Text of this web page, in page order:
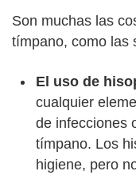
Son muchas las
tímpano, como las
El uso de
cualquier
de infecciones
tímpano. Los
higiene, pero